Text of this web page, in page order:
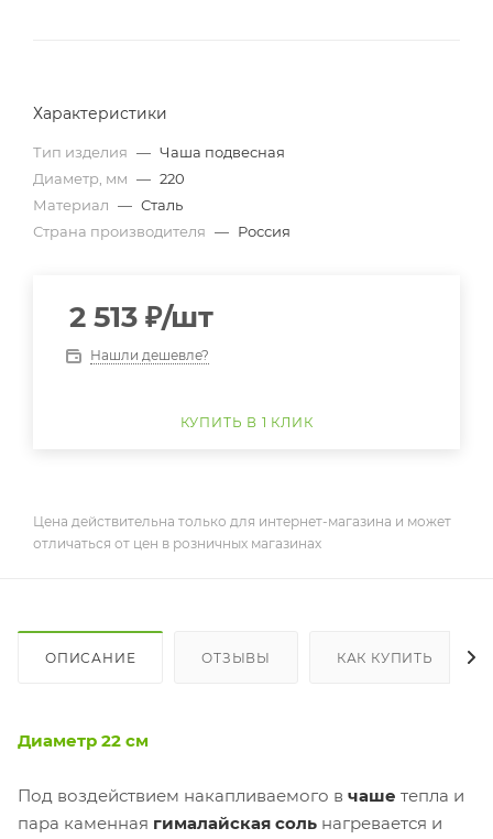
Характеристики
Тип изделия — Чаша подвесная
Диаметр, мм — 220
Материал — Сталь
Страна производителя — Россия
2 513 ₽/шт
Нашли дешевле?
КУПИТЬ В 1 КЛИК
Цена действительна только для интернет-магазина и может
отличаться от цен в розничных магазинах
ОПИСАНИЕ ОТЗЫВЫ КАК КУПИТЬ
Диаметр 22 см
Под воздействием накапливаемого в чаше тепла и
пара каменная гималайская соль нагревается и